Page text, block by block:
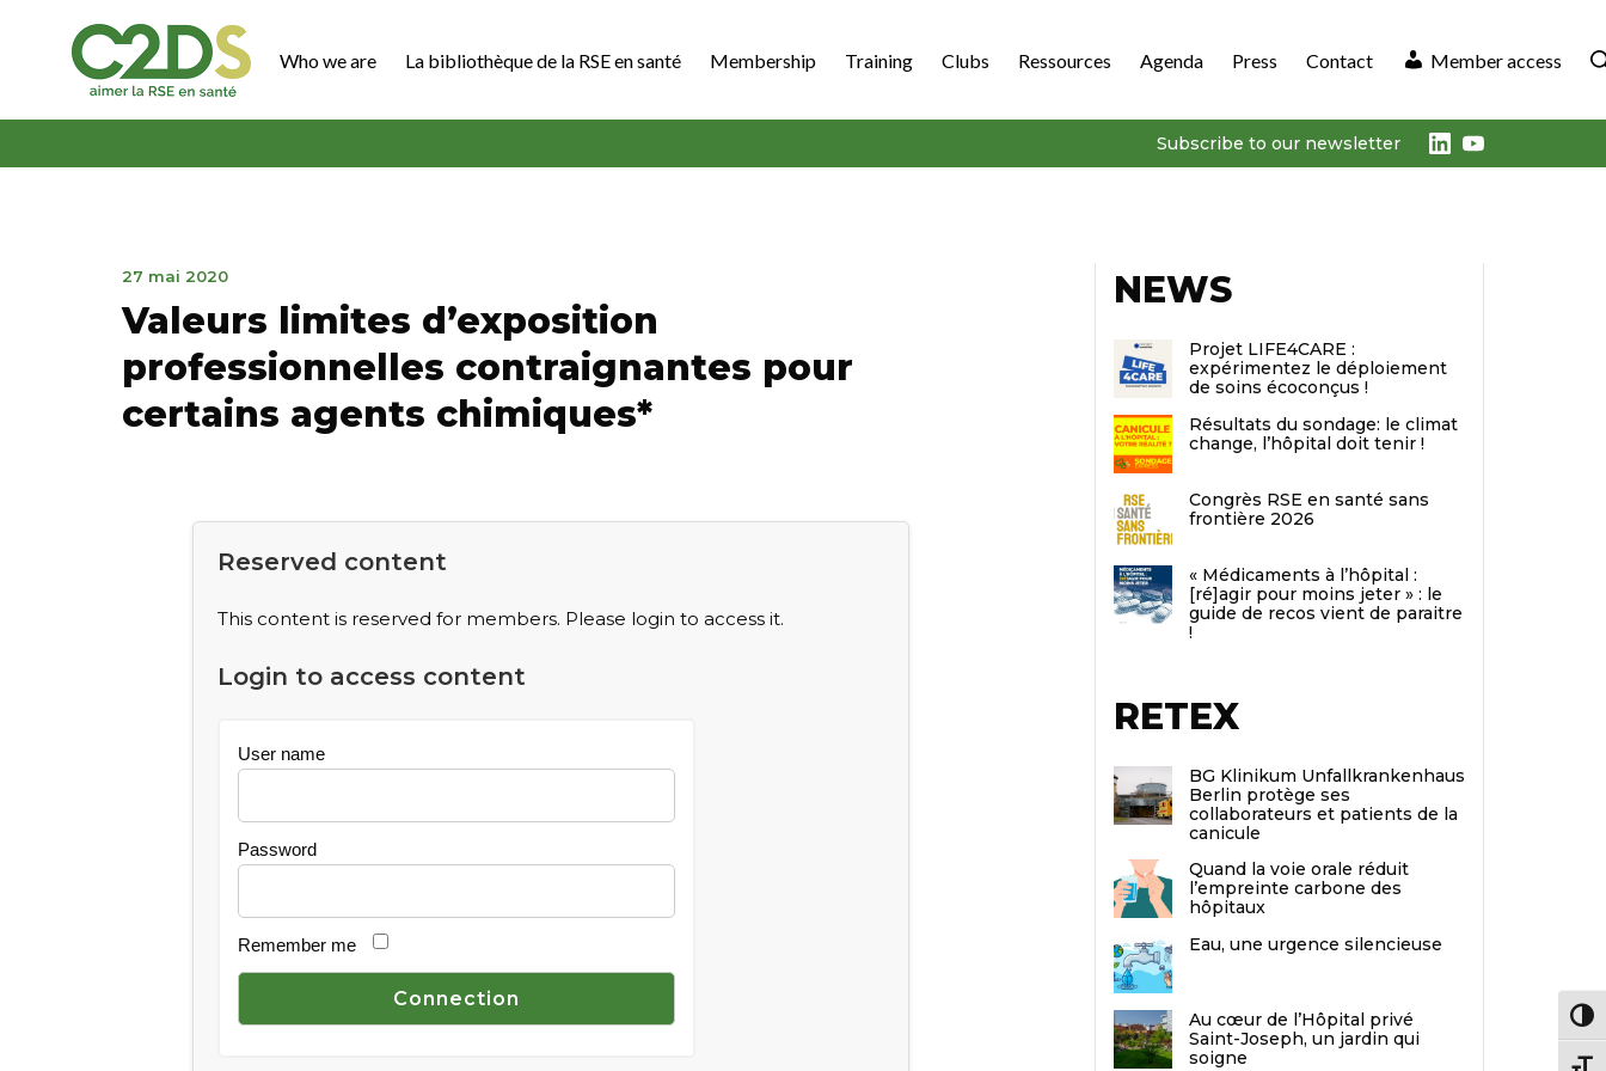
Who we are La bibliothèque de la RSE en santé Membership Training Clubs Ressources Agenda Press Contact Member access
Subscribe to our newsletter LinkedIn
Youtube
27 mai 2020March
2023
Valeurs limites d’exposition
professionnelles contraignantes pour
certains agents chimiques*
Reserved content
This content is reserved for members. Please login to access it.
Login to access content
User name
Password
Remember me
NEWS
Projet LIFE4CARE :
expérimentez le déploiement
de soins écoconçus !
Résultats du sondage: le climat
change, l’hôpital doit tenir !
Congrès RSE en santé sans
frontière 2026
« Médicaments à l’hôpital :
[ré]agir pour moins jeter » : le
guide de recos vient de paraitre
!
RETEX
BG Klinikum Unfallkrankenhaus
Berlin protège ses
collaborateurs et patients de la
canicule
Quand la voie orale réduit
l’empreinte carbone des
hôpitaux
Eau, une urgence silencieuse
Au cœur de l’Hôpital privé
Saint-Joseph, un jardin qui
soigne